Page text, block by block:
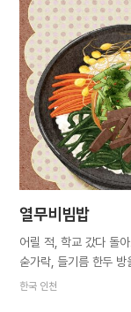
예쁜 이층집이었습니
따뜻함이 느껴지는 내
담기지 않은 곳이 없었
수고가 얼마나 가치 있
자랑스러우실까, 아빠
해서 타국에 오게 되었
열무비빔밥
어릴 적, 학교 갔다 돌
숟가락, 들기름 한두 방
좋아하는 음식입니다.
한국 인천